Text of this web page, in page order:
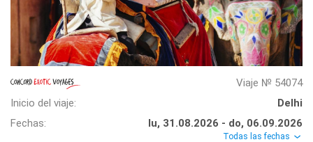
Viaje № 54074
Inicio del viaje:
Delhi
Fechas:
lu, 31.08.2026 - do, 06.09.2026
Todas las fechas